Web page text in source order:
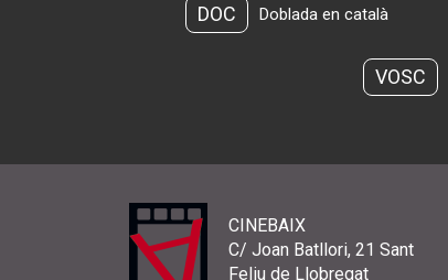
DOC Doblada en català
VOSC
CINEBAIX
C/ Joan Batllori, 21 Sant
Feliu de Llobregat